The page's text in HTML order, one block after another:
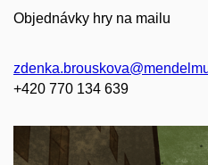
Objednávky hry na mailu
+420 770 134 639